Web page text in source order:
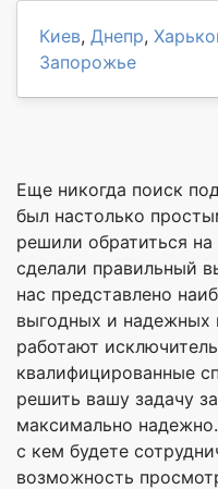
Киев, Днепр,
Запорожье
Еще никогда поиск
был настолько
решили обратиться на
сделали правильный
нас представлено
выгодных и
работают
квалифицированные
решить вашу задачу
максимально
с кем будете
возможность